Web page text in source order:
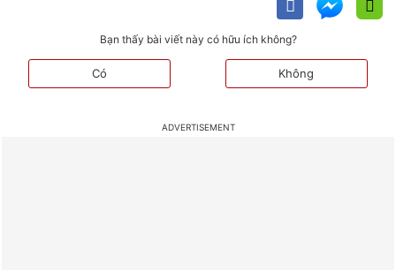
Bạn thấy bài viết này có hữu ích không?
Có Không